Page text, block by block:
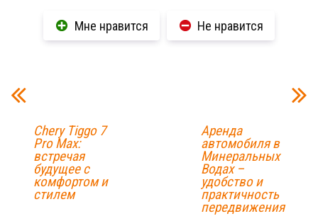
Мне нравится Не нравится
Chery Tiggo 7
Pro Max:
встречая
будущее с
комфортом и
стилем
Аренда
автомобиля в
Минеральных
Водах –
удобство и
практичность
передвижения